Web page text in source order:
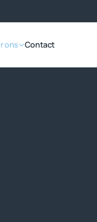
ons Contact